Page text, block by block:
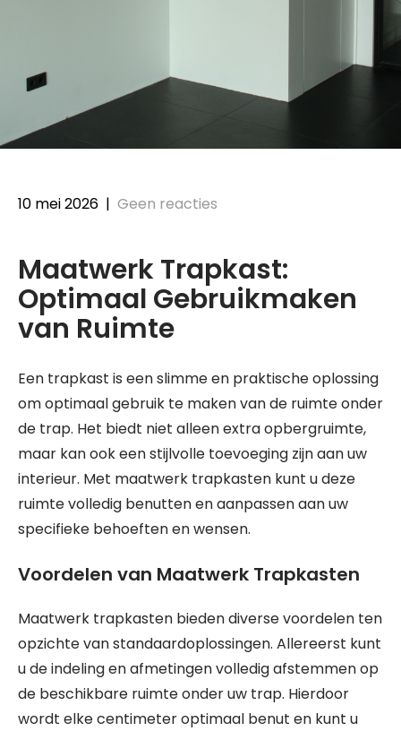
10 mei 2026 | Geen reacties
Maatwerk Trapkast:
Optimaal Gebruikmaken
van Ruimte
Een trapkast is een slimme en praktische oplossing
om optimaal gebruik te maken van de ruimte onder
de trap. Het biedt niet alleen extra opbergruimte,
maar kan ook een stijlvolle toevoeging zijn aan uw
interieur. Met maatwerk trapkasten kunt u deze
ruimte volledig benutten en aanpassen aan uw
specifieke behoeften en wensen.
Voordelen van Maatwerk Trapkasten
Maatwerk trapkasten bieden diverse voordelen ten
opzichte van standaardoplossingen. Allereerst kunt
u de indeling en afmetingen volledig afstemmen op
de beschikbare ruimte onder uw trap. Hierdoor
wordt elke centimeter optimaal benut en kunt u